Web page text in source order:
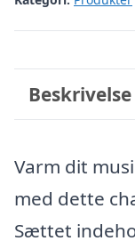
Beskrivelse
Varm dit
med dette
Sættet